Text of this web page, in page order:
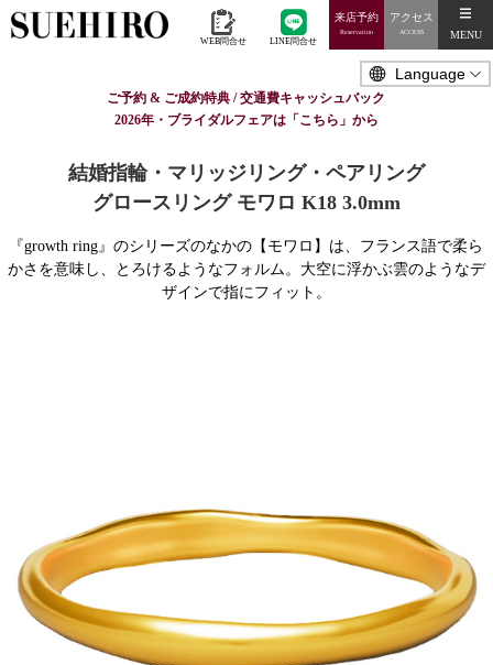
WEB問合せ LINE問合せ
来店予約
Reservation
アクセス
ACCESS MENU
ご予約 & ご成約特典 / 交通費キャッシュバック
2026年・ブライダルフェアは「こちら」から
結婚指輪・マリッジリング・ペアリング
グロースリング モワロ K18 3.0mm
『growth ring』のシリーズのなかの【モワロ】は、フランス語で柔ら
かさを意味し、とろけるようなフォルム。大空に浮かぶ雲のようなデ
ザインで指にフィット。